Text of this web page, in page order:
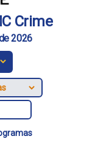
Crime
2026